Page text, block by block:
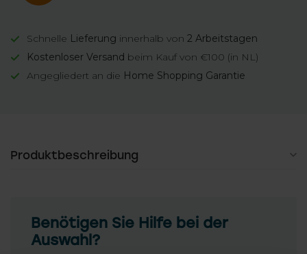
Schnelle Lieferung innerhalb von 2 Arbeitstagen
Kostenloser Versand beim Kauf von €100 (in NL)
Angegliedert an die Home Shopping Garantie
Produktbeschreibung
Benötigen Sie Hilfe bei der
Auswahl?